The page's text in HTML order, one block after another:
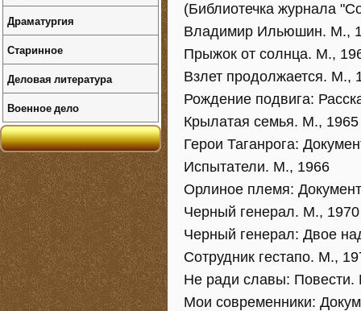
(Библиотечка журнала
Владимир Ильюшин. М.,
Прыжок от солнца. М.,
Взлет продолжается. М.,
Рождение подвига:
Крылатая семья. М., 1965
Герои Таганрога:
Испытатели. М., 1966
Орлиное племя:
Черный генерал. М., 1970
Черный генерал: Двое
Сотрудник гестапо. М.,
Не ради славы: Повести.
Мои современники:
Драматургия
Старинное
Деловая литература
Военное дело